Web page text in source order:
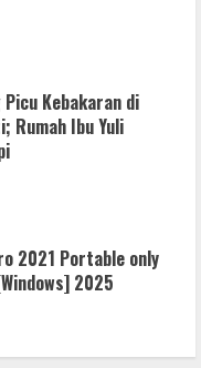
Kebakaran di
Rumah Ibu Yuli
2021 Portable only
2025